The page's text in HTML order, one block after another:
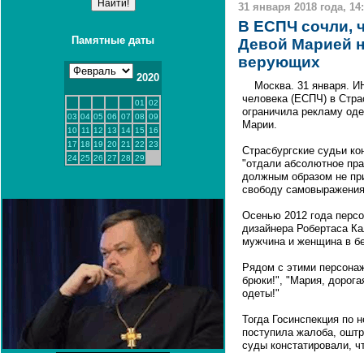
Памятные даты
2020
01
02
03 04 05 06 07 08 09
10
11 12 13 14 15
16
17 18 19 20 21 22 23
24 25 26 27 28 29
31 января 2018 года,
В ЕСПЧ сочли,
Девой Марией
верующих
Москва. 31 января.
человека (ЕСПЧ) в
ограничила рекламу
Марии.
Страсбургские судьи
"отдали абсолютное
должным образом не
свободу
Осенью 2012 года
дизайнера Робертаса
мужчина и женщина в
Рядом с этими
брюки!", "Мария,
одеты!"
Тогда Госинспекция по
поступила жалоба,
суды констатировали,